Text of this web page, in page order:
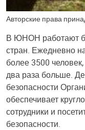
Авторские права
В ЮНОН работают
стран. Ежедневно
более 3500
два раза больше.
безопасности
обеспечивает
сотрудники и
безопасности.